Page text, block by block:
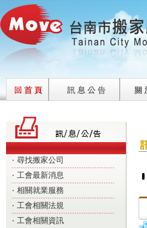
‧ 尋找搬家公司
‧ 工會最新消息
‧ 相關就業服務
‧ 工會相關法規
‧ 工會相關資訊